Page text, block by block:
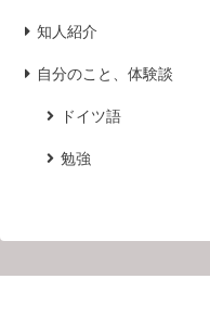
知人紹介
自分のこと、体験談
ドイツ語
勉強